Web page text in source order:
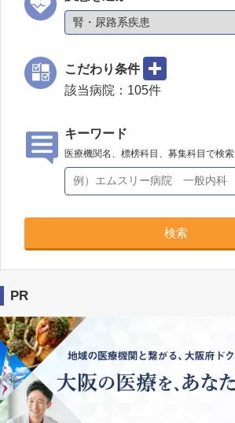
こだわり条件
該当病院： 105件
キーワード
医療機関名、標榜科目、募集科目で検索
検索
PR